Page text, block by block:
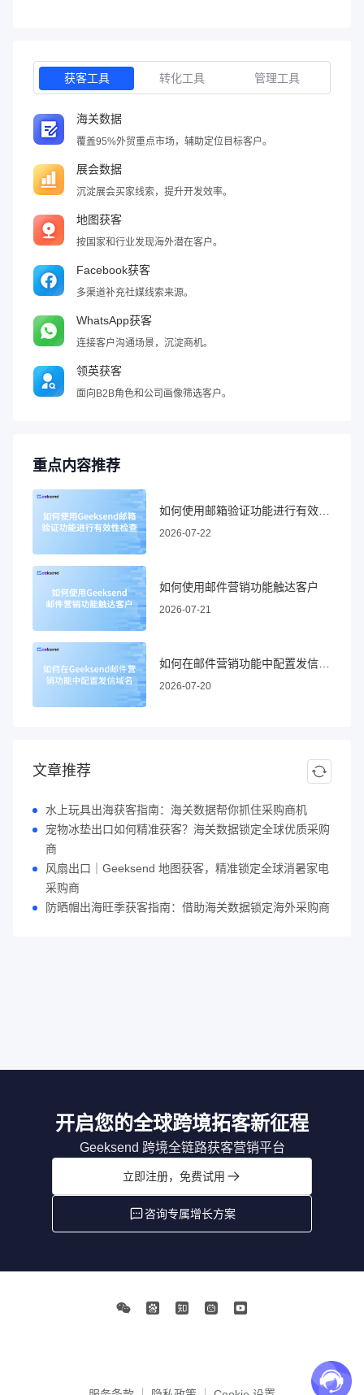
获客工具 转化工具 管理工具
海关数据
覆盖95%外贸重点市场，辅助定位目标客户。
展会数据
沉淀展会买家线索，提升开发效率。
地图获客
按国家和行业发现海外潜在客户。
Facebook获客
多渠道补充社媒线索来源。
WhatsApp获客
连接客户沟通场景，沉淀商机。
领英获客
面向B2B角色和公司画像筛选客户。
重点内容推荐
2026-07-22
如何使用邮件营销功能触达客户
2026-07-21
2026-07-20
文章推荐
水上玩具出海获客指南：海关数据帮你抓住采购商机
宠物冰垫出口如何精准获客？海关数据锁定全球优质采购
商
风扇出口｜Geeksend 地图获客，精准锁定全球消暑家电
采购商
防晒帽出海旺季获客指南：借助海关数据锁定海外采购商
开启您的全球跨境拓客新征程
Geeksend 跨境全链路获客营销平台
立即注册，免费试用
咨询专属增长方案